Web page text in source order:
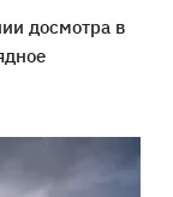
досмотра в